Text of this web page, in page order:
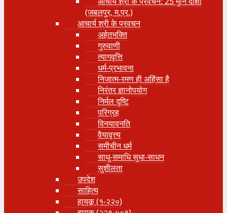
(जबलपुर, म.प्र.)
आचार्य श्री के प्रवचन
अर्हतभक्ति
गुरुवाणी
त्यागवृत्ति
धर्म-प्रभावना
निजात्म-रमण ही अहिंसा है
निरंतर ज्ञानोपयोग
निर्मल दृष्टि
परिग्रह
विनयावनति
वैयावृत्त्य
समीचीन धर्म
साधु-समाधि सुधा-साधन
सुशीलता
उपदेश
साहित्य
हायकू (१‍-२२०)